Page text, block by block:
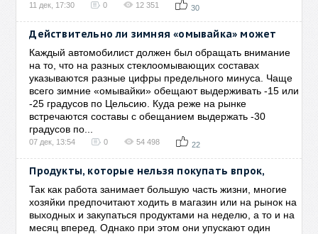
11 дек, 17:30 0 12 351 30
Действительно ли зимняя «омывайка» может
Каждый автомобилист должен был обращать внимание
на то, что на разных стеклоомывающих составах
указываются разные цифры предельного минуса. Чаще
всего зимние «омывайки» обещают выдерживать -15 или
-25 градусов по Цельсию. Куда реже на рынке
встречаются составы с обещанием выдержать -30
градусов по...
07 дек, 13:54 0 54 498 22
Продукты, которые нельзя покупать впрок,
Так как работа занимает большую часть жизни, многие
хозяйки предпочитают ходить в магазин или на рынок на
выходных и закупаться продуктами на неделю, а то и на
месяц вперед. Однако при этом они упускают один